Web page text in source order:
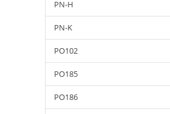
PN-H
PN-K
PO102
PO185
PO186